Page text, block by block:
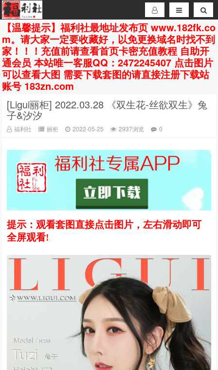
【温馨提示】福利社最地址发布页 www.182fk.co
m。请大家一定要收藏好，以免更换域名时找不到
家！！！充值前请查看首页卡密充值教程 自助开
通会员 本站唯一客服QQ：2472245407 点击图片
可以查看大图 需要下载套图的请直接注册下载站
账号 183zn.com
[Ligui丽柜] 2022.03.28 《双生花-丝欲双生》兔
子&汐汐
福利社 丽柜 2022-05-25 2937浏览 0
提示：观看套图直接点击图片，左右滑动即可
全屏观看!